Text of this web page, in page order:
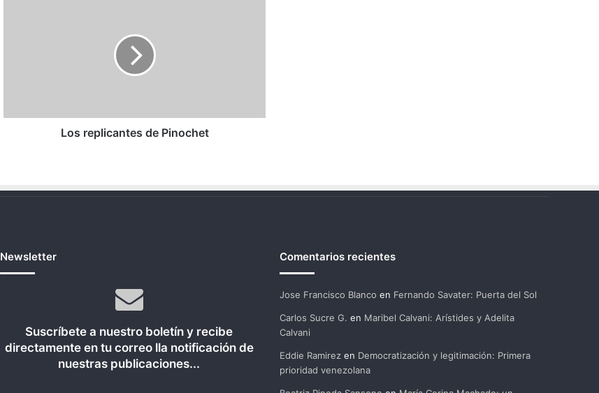
Los replicantes de Pinochet
Newsletter
Suscríbete a nuestro boletín y recibe
directamente en tu correo lla notificación de
nuestras publicaciones...
Comentarios recientes
Jose Francisco Blanco en Fernando Savater: Puerta del Sol
Carlos Sucre G. en Maribel Calvani: Arístides y Adelita
Calvani
Eddie Ramirezen Democratización y legitimación: Primera
prioridad venezolana